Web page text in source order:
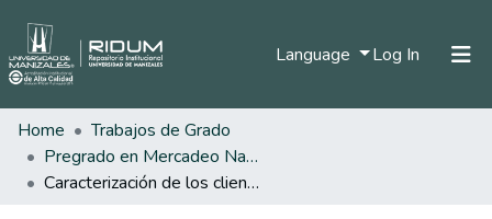
Language Log In (current)
Home
Trabajos de Grado
Pregrado en Mercadeo Nacional e Internacional
Caracterización de los clientes en la sección de mercadeo posventa para Homecenter en Manizales